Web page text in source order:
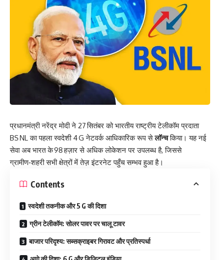
प्रधानमंत्री नरेंद्र मोदी ने 27 सितंबर को भारतीय राष्ट्रीय टेलीकॉम प्रदाता
BS NL का पहला स्वदेशी 4 G नेटवर्क आधिकारिक रूप सेलॉन्चकिया। यह नई
सेवा अब भारत के 98 हज़ार से अधिक लोकेशन पर उपलब्ध है, जिससे
ग्रामीण‑शहरी सभी क्षेत्रों में तेज़ इंटरनेट पहुँच सम्भव हुआ है।
Contents
स्वदेशी तकनीक और 5 G की दिशा
ग्रीन टेलीकॉम: सोलर पावर पर चालू टावर
बाजार परिदृश्य: सब्सक्राइबर गिरावट और प्रतिस्पर्धा